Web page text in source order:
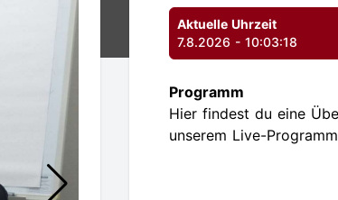
Aktuelle Uhrzeit
7.8.2026 - 10:03:19
Programm
Hier findest du eine
unserem Live-